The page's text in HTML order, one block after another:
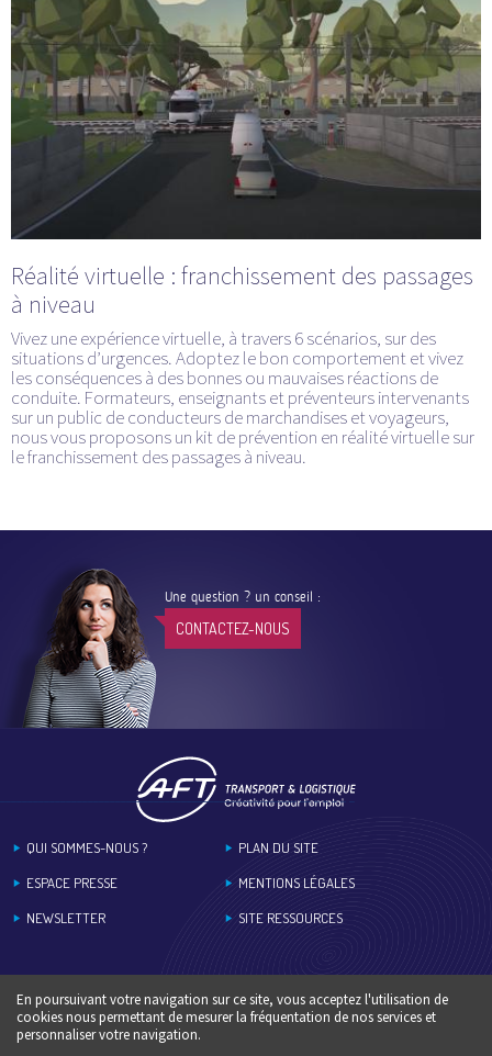
Réalité virtuelle : franchissement des passages
à niveau
Vivez une expérience virtuelle, à travers 6 scénarios, sur des
situations d’urgences. Adoptez le bon comportement et vivez
les conséquences à des bonnes ou mauvaises réactions de
conduite. Formateurs, enseignants et préventeurs intervenants
sur un public de conducteurs de marchandises et voyageurs,
nous vous proposons un kit de prévention en réalité virtuelle sur
le franchissement des passages à niveau.
Une question ? un conseil :
CONTACTEZ-NOUS
QUI SOMMES-NOUS ?
ESPACE PRESSE
NEWSLETTER
PLAN DU SITE
MENTIONS LÉGALES
SITE RESSOURCES
En poursuivant votre navigation sur ce site, vous acceptez l'utilisation de
cookies nous permettant de mesurer la fréquentation de nos services et
personnaliser votre navigation.